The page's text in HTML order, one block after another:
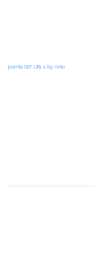
Joomla SEF URLs by Artio